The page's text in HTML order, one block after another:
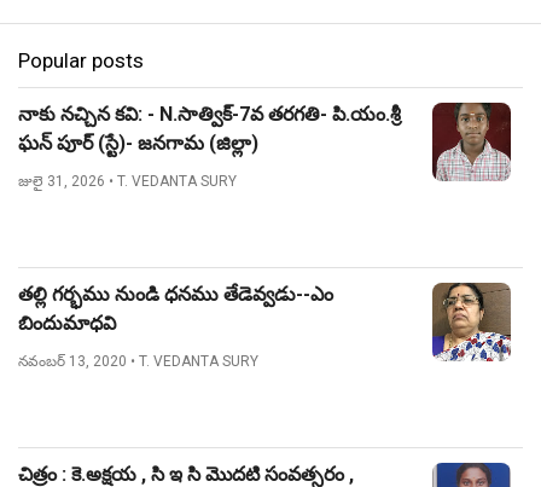
Popular posts
నాకు నచ్చిన కవి: - N.సాత్విక్-7వ తరగతి- పి.యం.శ్రీ
ఘన్ పూర్ (స్టే)- జనగామ (జిల్లా)
జులై 31, 2026 • T. VEDANTA SURY
తల్లి గర్భము నుండి ధనము తేడెవ్వడు--ఎం
బిందుమాధవి
నవంబర్ 13, 2020 • T. VEDANTA SURY
చిత్రం : కె.అక్షయ , సి ఇ సి మొదటి సంవత్సరం ,